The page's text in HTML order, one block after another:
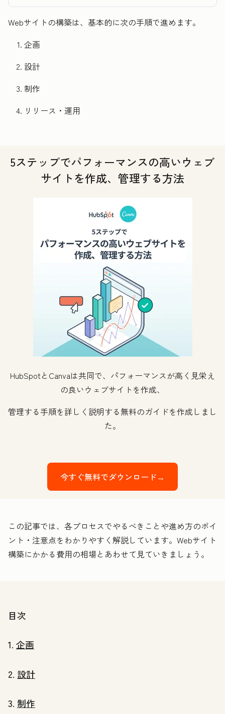
Webサイトの構築は、基本的に次の手順で進めます。
企画
設計
制作
リリース・運用
5ステップでパフォーマンスの高いウェブ
サイトを作成、管理する方法
HubSpotとCanvaは共同で、パフォーマンスが高く見栄え
の良いウェブサイトを作成、
管理する手順を詳しく説明する無料のガイドを作成しまし
た。
今すぐ無料でダウンロード→
この記事では、各プロセスでやるべきことや進め方のポイ
ント・注意点をわかりやすく解説しています。Webサイト
構築にかかる費用の相場とあわせて見ていきましょう。
目次
1. 企画
2. 設計
3. 制作